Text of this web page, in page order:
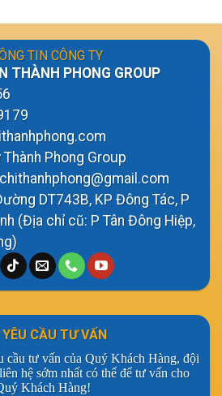
TIN CÔNG TY
THÀNH PHONG GROUP
Thành Phong Group
DT743B, KP Đông Tác, P
(Địa chỉ cũ: P Tân Đông Hiệp,
YÊU CẦU TƯ VẤN
cầu tư vấn của Quý Khách Hàng, đội
hệ sớm nhất có thể để tư vấn cho
Khách Hàng!